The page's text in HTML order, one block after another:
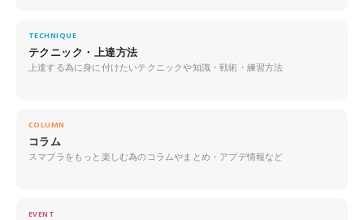
TECHNIQUE
テクニック・上達方法
上達する為に身に付けたいテクニックや知識・戦術・練習方法
COLUMN
コラム
スマブラをもっと楽しむ為のコラムやまとめ・アプデ情報など
EVENT